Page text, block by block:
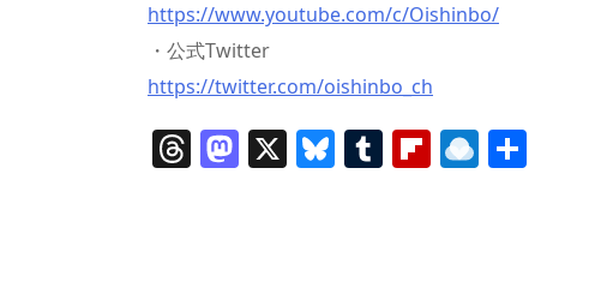
https://www.youtube.com/c/Oishinbo/
・公式Twitter
https://twitter.com/oishinbo_ch
T M X Bl T Fl R